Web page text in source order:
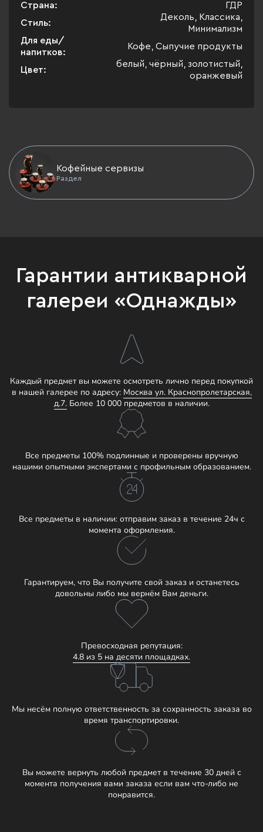
Страна:
ГДР
Стиль:
Деколь, Классика,
Минимализм
Для еды/
напитков:
Кофе, Сыпучие продукты
Цвет:
белый, чёрный, золотистый,
оранжевый
Кофейные сервизы
Раздел
Гарантии антикварной
галереи «Однажды»
Каждый предмет вы можете осмотреть лично перед покупкой
в нашей галерее по адресу: Москва ул. Краснопролетарская,
д.7.Более 10 000 предметов в наличии.
Все предметы 100% подлинные и проверены вручную
нашими опытными экспертами с профильным образованием.
Все предметы в наличии: отправим заказ в течение 24ч с
момента оформления.
Гарантируем, что Вы получите свой заказ и останетесь
довольны либо мы вернём Вам деньги.
Превосходная репутация:
4.8 из 5 на десяти площадках.
Мы несём полную ответственность за сохранность заказа во
время транспортировки.
Вы можете вернуть любой предмет в течение 30 дней с
момента получения вами заказа если вам что-либо не
понравится.